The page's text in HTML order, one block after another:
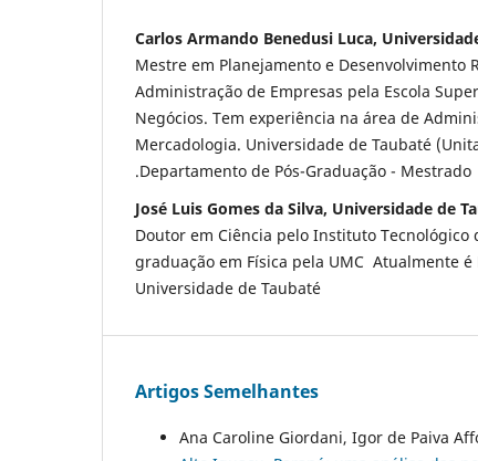
Carlos Armando Benedusi Luca,
Mestre em Planejamento e Desenvolvimento
Administração de Empresas pela Escola
Negócios. Tem experiência na área de
Mercadologia. Universidade de Taubaté
.Departamento de Pós-Graduação - Mestrado
José Luis Gomes da Silva, Universidade de
Doutor em Ciência pelo Instituto Tecnológico
graduação em Física pela UMC Atualmente
Universidade de Taubaté
Artigos Semelhantes
Ana Caroline Giordani, Igor de Paiva